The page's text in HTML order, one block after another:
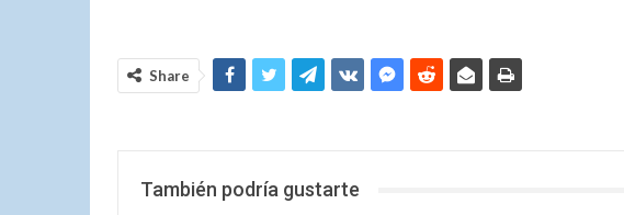
Share
También podría gustarte